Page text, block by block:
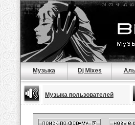
Музыка Dj Mixes
Музыка пользователей